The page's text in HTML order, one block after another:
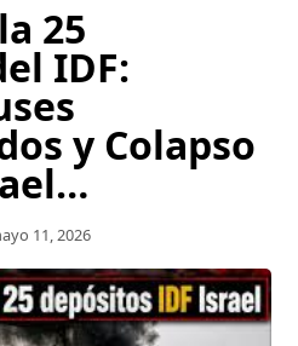
25
IDF:
y Colapso
11, 2026